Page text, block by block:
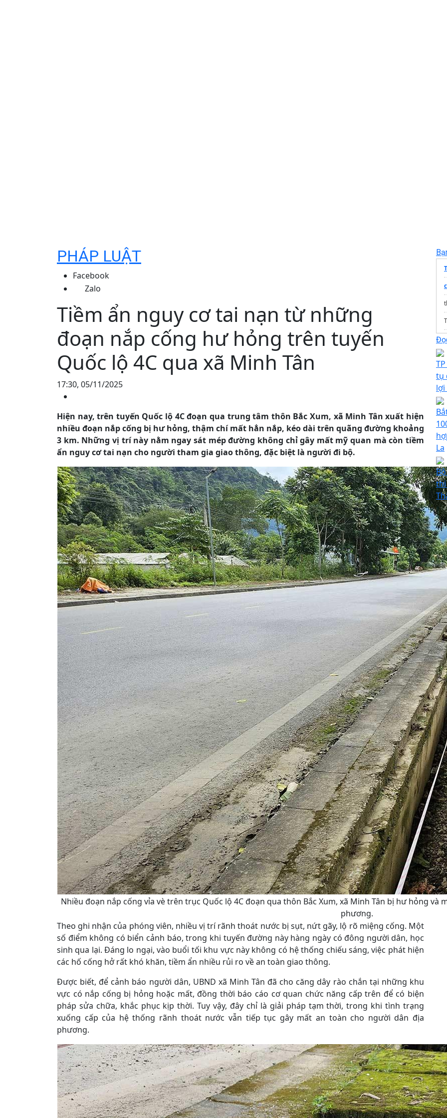
PHÁP LUẬT
Facebook
Zalo
Tiềm ẩn nguy cơ tai nạn từ những
đoạn nắp cống hư hỏng trên tuyến
Quốc lộ 4C qua xã Minh Tân
17:30, 05/11/2025
Hiện nay, trên tuyến Quốc lộ 4C đoạn qua trung tâm thôn Bắc Xum, xã Minh Tân xuất hiện
nhiều đoạn nắp cống bị hư hỏng, thậm chí mất hẳn nắp, kéo dài trên quãng đường khoảng
3 km. Những vị trí này nằm ngay sát mép đường không chỉ gây mất mỹ quan mà còn tiềm
ẩn nguy cơ tai nạn cho người tham gia giao thông, đặc biệt là người đi bộ.
Nhiều đoạn nắp cống vỉa vè trên trục Quốc lộ 4C đoạn qua thôn Bắc Xum, xã Minh Tân bị hư hỏng
phương.
Theo ghi nhận của phóng viên, nhiều vị trí rãnh thoát nước bị sụt, nứt gãy, lộ rõ miệng cống. Một
số điểm không có biển cảnh báo, trong khi tuyến đường này hàng ngày có đông người dân, học
sinh qua lại. Đáng lo ngại, vào buổi tối khu vực này không có hệ thống chiếu sáng, việc phát hiện
các hố cống hở rất khó khăn, tiềm ẩn nhiều rủi ro về an toàn giao thông.
Được biết, để cảnh báo người dân, UBND xã Minh Tân đã cho căng dây rào chắn tại những khu
vực có nắp cống bị hỏng hoặc mất, đồng thời báo cáo cơ quan chức năng cấp trên để có biện
pháp sửa chữa, khắc phục kịp thời. Tuy vậy, đây chỉ là giải pháp tạm thời, trong khi tình trạng
xuống cấp của hệ thống rãnh thoát nước vẫn tiếp tục gây mất an toàn cho người dân địa
phương.
tụ
lợi
La